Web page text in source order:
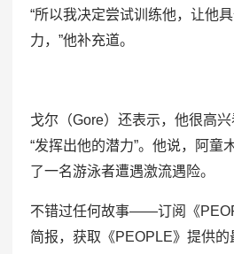
“所以我决定尝试训练他，让他
力，”他补充道。
戈尔（Gore）还表示，他很高兴
“发挥出他的潜力”。他说，阿童
了一名游泳者遭遇激流遇险。
不错过任何故事——订阅《
简报，获取《PEOPLE》提供